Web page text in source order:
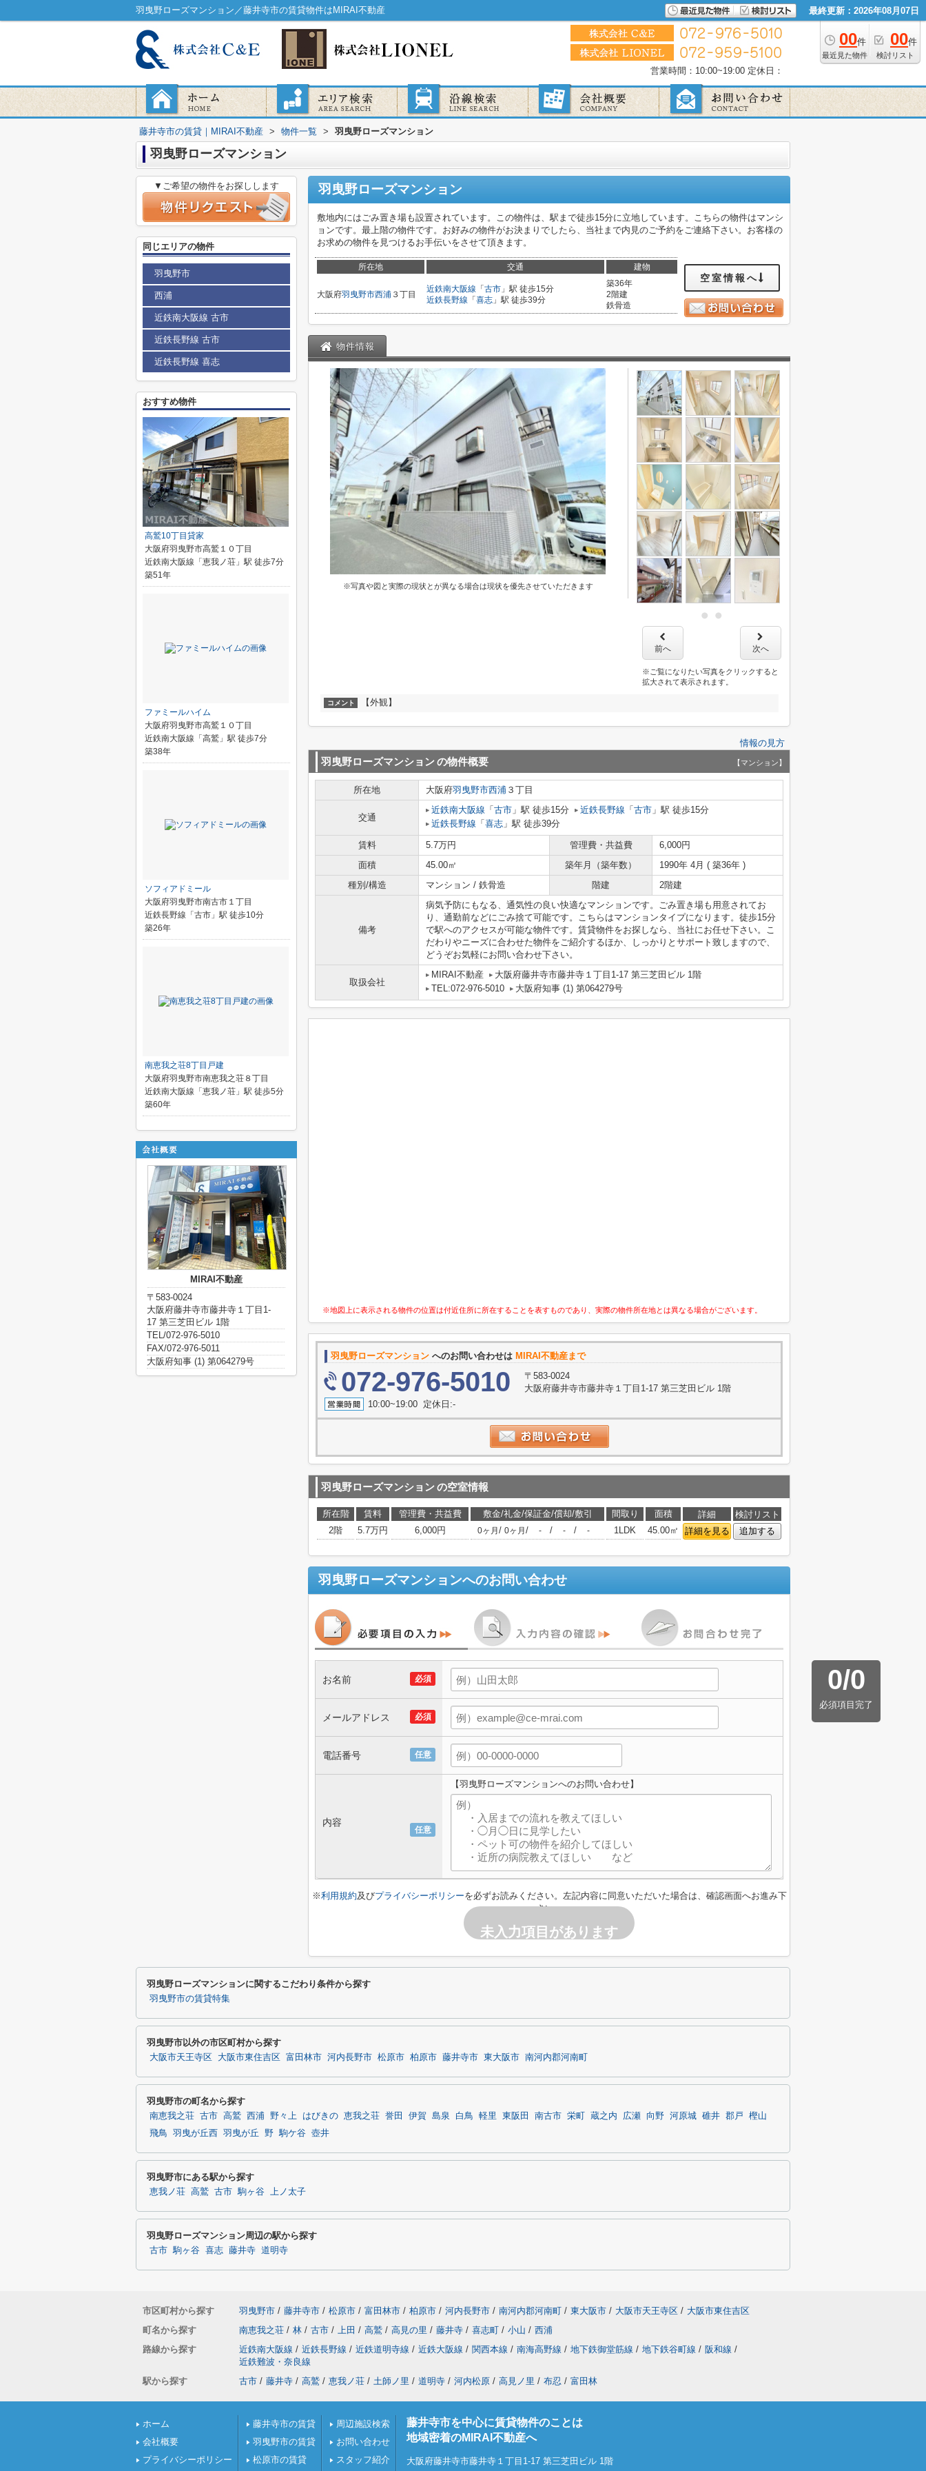
羽曳野ローズマンション／藤井寺市の賃貸物件はMIRAI不動産 最終更新：2026年08月07日
00件
最近見た物件
00件
検討リスト
営業時間：10:00~19:00 定休日：
藤井寺市の賃貸｜MIRAI不動産 > 物件一覧 > 羽曳野ローズマンション
羽曳野ローズマンション
羽曳野ローズマンション
敷地内にはごみ置き場も設置されています。この物件は、駅まで徒歩15分に立地しています。こちらの物件はマンシ
ョンです。最上階の物件です。お好みの物件がお決まりでしたら、当社まで内見のご予約をご連絡下さい。お客様の
お求めの物件を見つけるお手伝いをさせて頂きます。
所在地 交通 建物
大阪府羽曳野市西浦 ３丁目
近鉄南大阪線 「 古市 」駅 徒歩15分
近鉄長野線 「 喜志 」駅 徒歩39分
築36年
2階建
鉄骨造
空室情報へ
物件情報
※写真や図と実際の現状とが異なる場合は現状を優先させていただきます
前へ 次へ
※ご覧になりたい写真をクリックすると
拡大されて表示されます。
コメント 【外観】
情報の見方
羽曳野ローズマンションの物件概要 【マンション】
所在地 大阪府羽曳野市西浦 ３丁目
交通
近鉄南大阪線 「 古市 」駅 徒歩15分 近鉄長野線 「 古市 」駅 徒歩15分
近鉄長野線 「 喜志 」駅 徒歩39分
賃料 5.7万円 管理費・共益費
6,000円
面積
45.00㎡ 築年月（築年数）
1990年 4月 ( 築36年 )
種別/構造
マンション / 鉄骨造 階建 2階建
備考
病気予防にもなる、通気性の良い快適なマンションです。ごみ置き場も用意されてお
り、通勤前などにごみ捨て可能です。こちらはマンションタイプになります。徒歩15分
で駅へのアクセスが可能な物件です。賃貸物件をお探しなら、当社にお任せ下さい。こ
だわりやニーズに合わせた物件をご紹介するほか、しっかりとサポート致しますので、
どうぞお気軽にお問い合わせ下さい。
取扱会社
MIRAI不動産
大阪府藤井寺市藤井寺１丁目1-17 第三芝田ビル 1階
TEL:072-976-5010
大阪府知事 (1) 第064279号
※地図上に表示される物件の位置は付近住所に所在することを表すものであり、実際の物件所在地とは異なる場合がございます。
羽曳野ローズマンション へのお問い合わせは MIRAI不動産まで
072-976-5010
〒583-0024
大阪府藤井寺市藤井寺１丁目1-17 第三芝田ビル 1階
10:00~19:00 定休日:-
羽曳野ローズマンションの空室情報
所在階 賃料 管理費・共益費 敷金/礼金/保証金/償却/敷引 間取り 面積 詳細
検討リスト
2階
5.7万円 6,000円 0ヶ月 / 0ヶ月 / - / - / - 1LDK 45.00㎡ 詳細を見る 追加する
羽曳野ローズマンションへのお問い合わせ
0/0
必須項目完了
必須
お名前
必須
メールアドレス
任意
電話番号
任意
内容
【羽曳野ローズマンションへのお問い合わせ】
※利用規約及びプライバシーポリシーを必ずお読みください。左記内容に同意いただいた場合は、確認画面へお進み下
さい。
未入力項目があります
▼ご希望の物件をお探しします
同じエリアの物件
羽曳野市
西浦
近鉄南大阪線 古市
近鉄長野線 古市
近鉄長野線 喜志
おすすめ物件
高鷲10丁目貸家
大阪府羽曳野市高鷲１０丁目
近鉄南大阪線「恵我ノ荘」駅 徒歩7分
築51年
ファミールハイム
大阪府羽曳野市高鷲１０丁目
近鉄南大阪線「高鷲」駅 徒歩7分
築38年
ソフィアドミール
大阪府羽曳野市南古市１丁目
近鉄長野線「古市」駅 徒歩10分
築26年
南恵我之荘8丁目戸建
大阪府羽曳野市南恵我之荘８丁目
近鉄南大阪線「恵我ノ荘」駅 徒歩5分
築60年
MIRAI不動産
〒583-0024
大阪府藤井寺市藤井寺１丁目1-
17 第三芝田ビル 1階
TEL/072-976-5010
FAX/072-976-5011
大阪府知事 (1) 第064279号
羽曳野ローズマンションに関するこだわり条件から探す
羽曳野市の賃貸特集
羽曳野市以外の市区町村から探す
大阪市天王寺区 大阪市東住吉区 富田林市 河内長野市 松原市 柏原市 藤井寺市 東大阪市 南河内郡河南町
羽曳野市の町名から探す
南恵我之荘 古市 高鷲 西浦 野々上 はびきの 恵我之荘 誉田 伊賀 島泉 白鳥 軽里 東阪田 南古市 栄町 蔵之内 広瀬 向野 河原城 碓井 郡戸
樫山
飛鳥
羽曳が丘西 羽曳が丘 野 駒ケ谷 壺井
羽曳野市にある駅から探す
恵我ノ荘 高鷲 古市 駒ヶ谷 上ノ太子
羽曳野ローズマンション周辺の駅から探す
古市 駒ヶ谷 喜志 藤井寺 道明寺
市区町村から探す 羽曳野市 / 藤井寺市 / 松原市 / 富田林市 / 柏原市 / 河内長野市 / 南河内郡河南町 / 東大阪市 / 大阪市天王寺区 / 大阪市東住吉区
町名から探す
南恵我之荘 / 林 / 古市 / 上田 / 高鷲 / 高見の里 / 藤井寺 / 喜志町 / 小山 / 西浦
路線から探す
近鉄南大阪線 / 近鉄長野線 / 近鉄道明寺線 / 近鉄大阪線 / 関西本線 / 南海高野線 / 地下鉄御堂筋線 / 地下鉄谷町線 / 阪和線 /
近鉄難波・奈良線
駅から探す
古市 / 藤井寺 / 高鷲 / 恵我ノ荘 / 土師ノ里 / 道明寺 / 河内松原 / 高見ノ里 / 布忍 / 富田林
ホーム
会社概要
プライバシーポリシー
藤井寺市の賃貸
羽曳野市の賃貸
松原市の賃貸
周辺施設検索
お問い合わせ
スタッフ紹介
藤井寺市を中心に賃貸物件のことは
地域密着のMIRAI不動産へ
大阪府藤井寺市藤井寺１丁目1-17 第三芝田ビル 1階